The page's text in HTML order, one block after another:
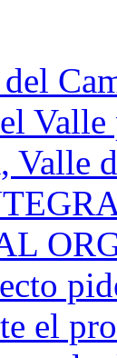
Valle
el